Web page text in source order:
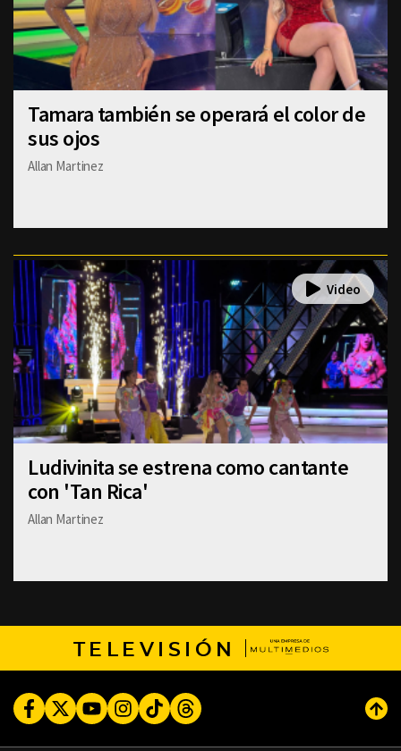
Tamara también se operará el color de
sus ojos
Allan Martinez
Ludivinita se estrena como cantante
con 'Tan Rica'
Allan Martinez
TELEVISIÓN
FacebookTwitterYoutubeInstagram
TikTokThreads